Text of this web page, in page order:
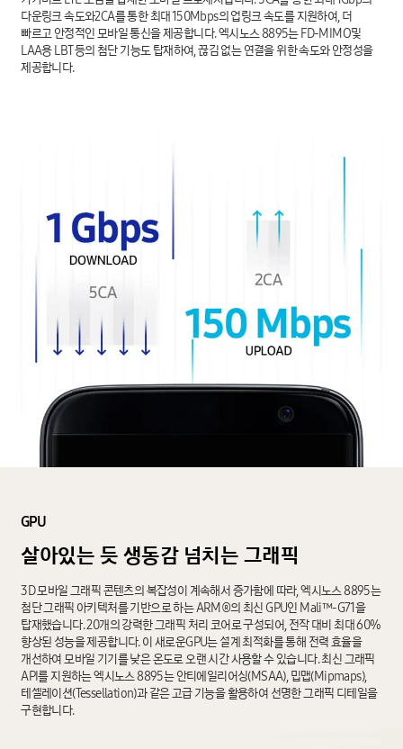
다운링크 속도와2CA를 통한 최대 150Mbps의 업링크 속도를 지원하여, 더
빠르고 안정적인 모바일 통신을 제공합니다. 엑시노스 8895는 FD-MIMO및
LAA용 LBT 등의 첨단 기능도 탑재하여, 끊김 없는 연결을 위한 속도와 안정성을
제공합니다.
GPU
살아있는듯생동감 넘치는그래픽
3D 모바일 그래픽 콘텐츠의 복잡성이 계속해서 증가함에 따라, 엑시노스 8895는
첨단 그래픽 아키텍처를 기반으로 하는 ARM®의 최신 GPU인 Mali™-G71을
탑재했습니다. 20개의 강력한 그래픽 처리 코어로 구성되어, 전작 대비 최대 60%
향상된 성능을 제공합니다. 이 새로운GPU는 설계 최적화를 통해 전력 효율을
개선하여 모바일 기기를 낮은 온도로 오랜 시간 사용할 수 있습니다. 최신 그래픽
API를 지원하는 엑시노스 8895는 안티에일리어싱(MSAA), 밉맵(Mipmaps),
테셀레이션(Tessellation)과 같은 고급 기능을 활용하여 선명한 그래픽 디테일을
구현합니다.